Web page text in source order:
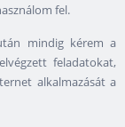
fel.
mindig kérem a
feladatokat,
alkalmazását a